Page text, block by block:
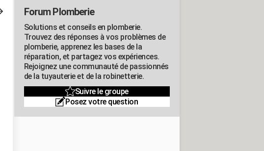
Forum Plomberie
Solutions et conseils en plomberie.
Trouvez des réponses à vos problèmes de
plomberie, apprenez les bases de la
réparation, et partagez vos expériences.
Rejoignez une communauté de passionnés
de la tuyauterie et de la robinetterie.
Suivre le groupe
Posez votre question